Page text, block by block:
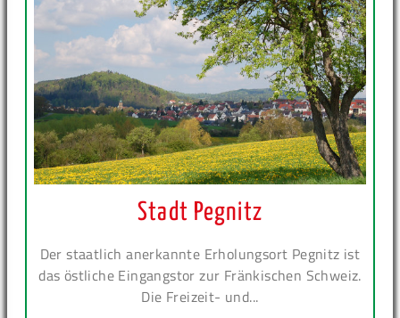
Stadt Pegnitz
Der staatlich anerkannte Erholungsort Pegnitz ist
das östliche Eingangstor zur Fränkischen Schweiz.
Die Freizeit- und...